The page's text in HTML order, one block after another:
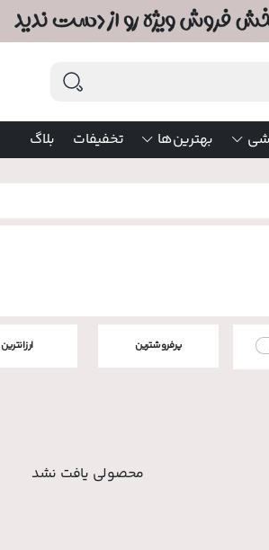
بهترین‌ها تخفیفات بلاگ
پرفروشترین ارزانترین
محصولی یافت نشد